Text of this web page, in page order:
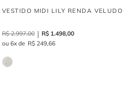
VESTIDO MIDI LILY RENDA VELUDO
R$ 2.997,00 R$ 1.498,00
6
R$ 249,66